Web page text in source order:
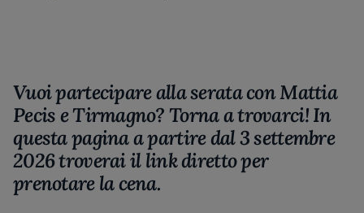
Vuoi partecipare alla serata con Mattia
Pecis e Tirmagno? Torna a trovarci! In
questa pagina a partire dal 3 settembre
2026 troverai il link diretto per
prenotare la cena.